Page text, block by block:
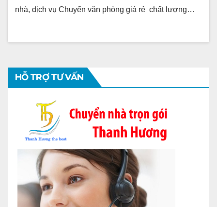
nhà, dịch vụ Chuyển văn phòng giá rẻ chất lượng…
HỖ TRỢ TƯ VẤN